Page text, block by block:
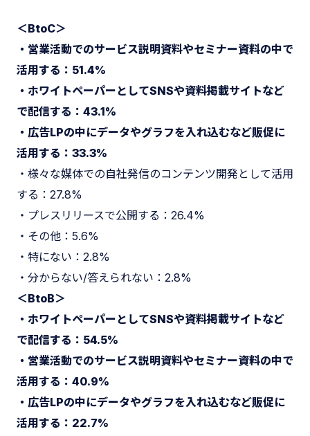
＜BtoC＞
・営業活動でのサービス説明資料やセミナー資料の中で
活用する：51.4%
・ホワイトペーパーとしてSNSや資料掲載サイトなど
で配信する：43.1%
・広告LPの中にデータやグラフを入れ込むなど販促に
活用する：33.3%
・様々な媒体での自社発信のコンテンツ開発として活用
する：27.8%
・プレスリリースで公開する：26.4%
・その他：5.6%
・特にない：2.8%
・分からない/答えられない：2.8%
＜BtoB＞
・ホワイトペーパーとしてSNSや資料掲載サイトなど
で配信する：54.5%
・営業活動でのサービス説明資料やセミナー資料の中で
活用する：40.9%
・広告LPの中にデータやグラフを入れ込むなど販促に
活用する：22.7%